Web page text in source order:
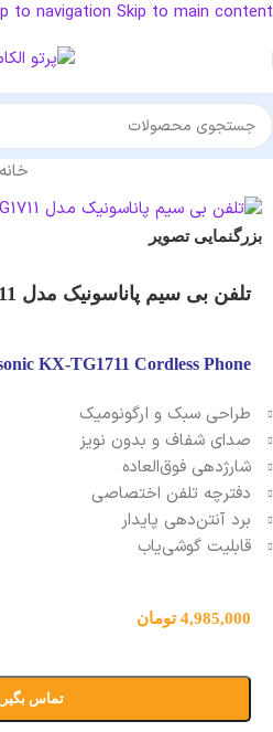
to navigation Skip to main content
خانه
بزرگنمایی تصویر
تلفن بی سیم پاناسونیک مدل KX-TG1711
KX-TG1711 Cordless Phone
طراحی سبک و ارگونومیک
صدای شفاف و بدون نویز
شارژدهی فوق‌العاده
دفترچه تلفن اختصاصی
برد آنتن‌دهی پایدار
قابلیت گوشی‌یاب
4,985,000 تومان
تماس